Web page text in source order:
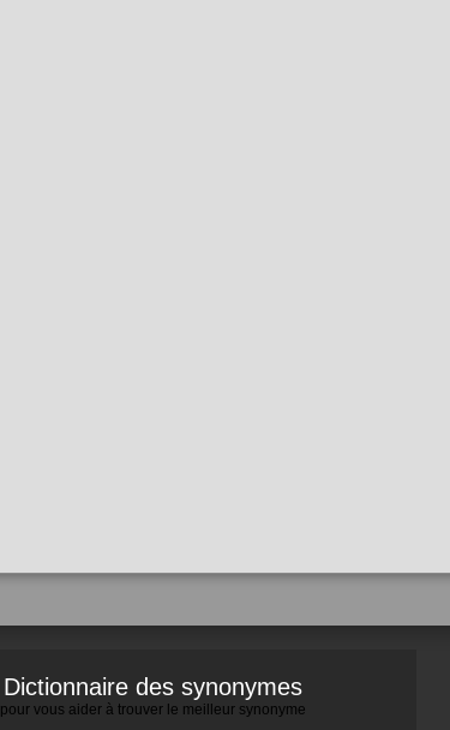
Dictionnaire des synonymes
pour vous aider à trouver le meilleur synonyme